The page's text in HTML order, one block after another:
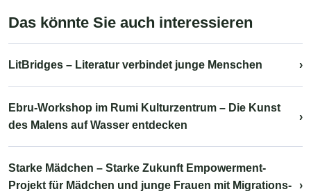
Das könnte Sie auch interessieren
LitBridges – Literatur verbindet junge Menschen ›
Ebru-Workshop im Rumi Kulturzentrum – Die Kunst
des Malens auf Wasser entdecken
›
Starke Mädchen – Starke Zukunft Empowerment-
Projekt für Mädchen und junge Frauen mit Migrations-
›